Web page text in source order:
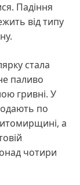
Падіння
від типу
стала
паливо
гривні. У
по
а
чотири